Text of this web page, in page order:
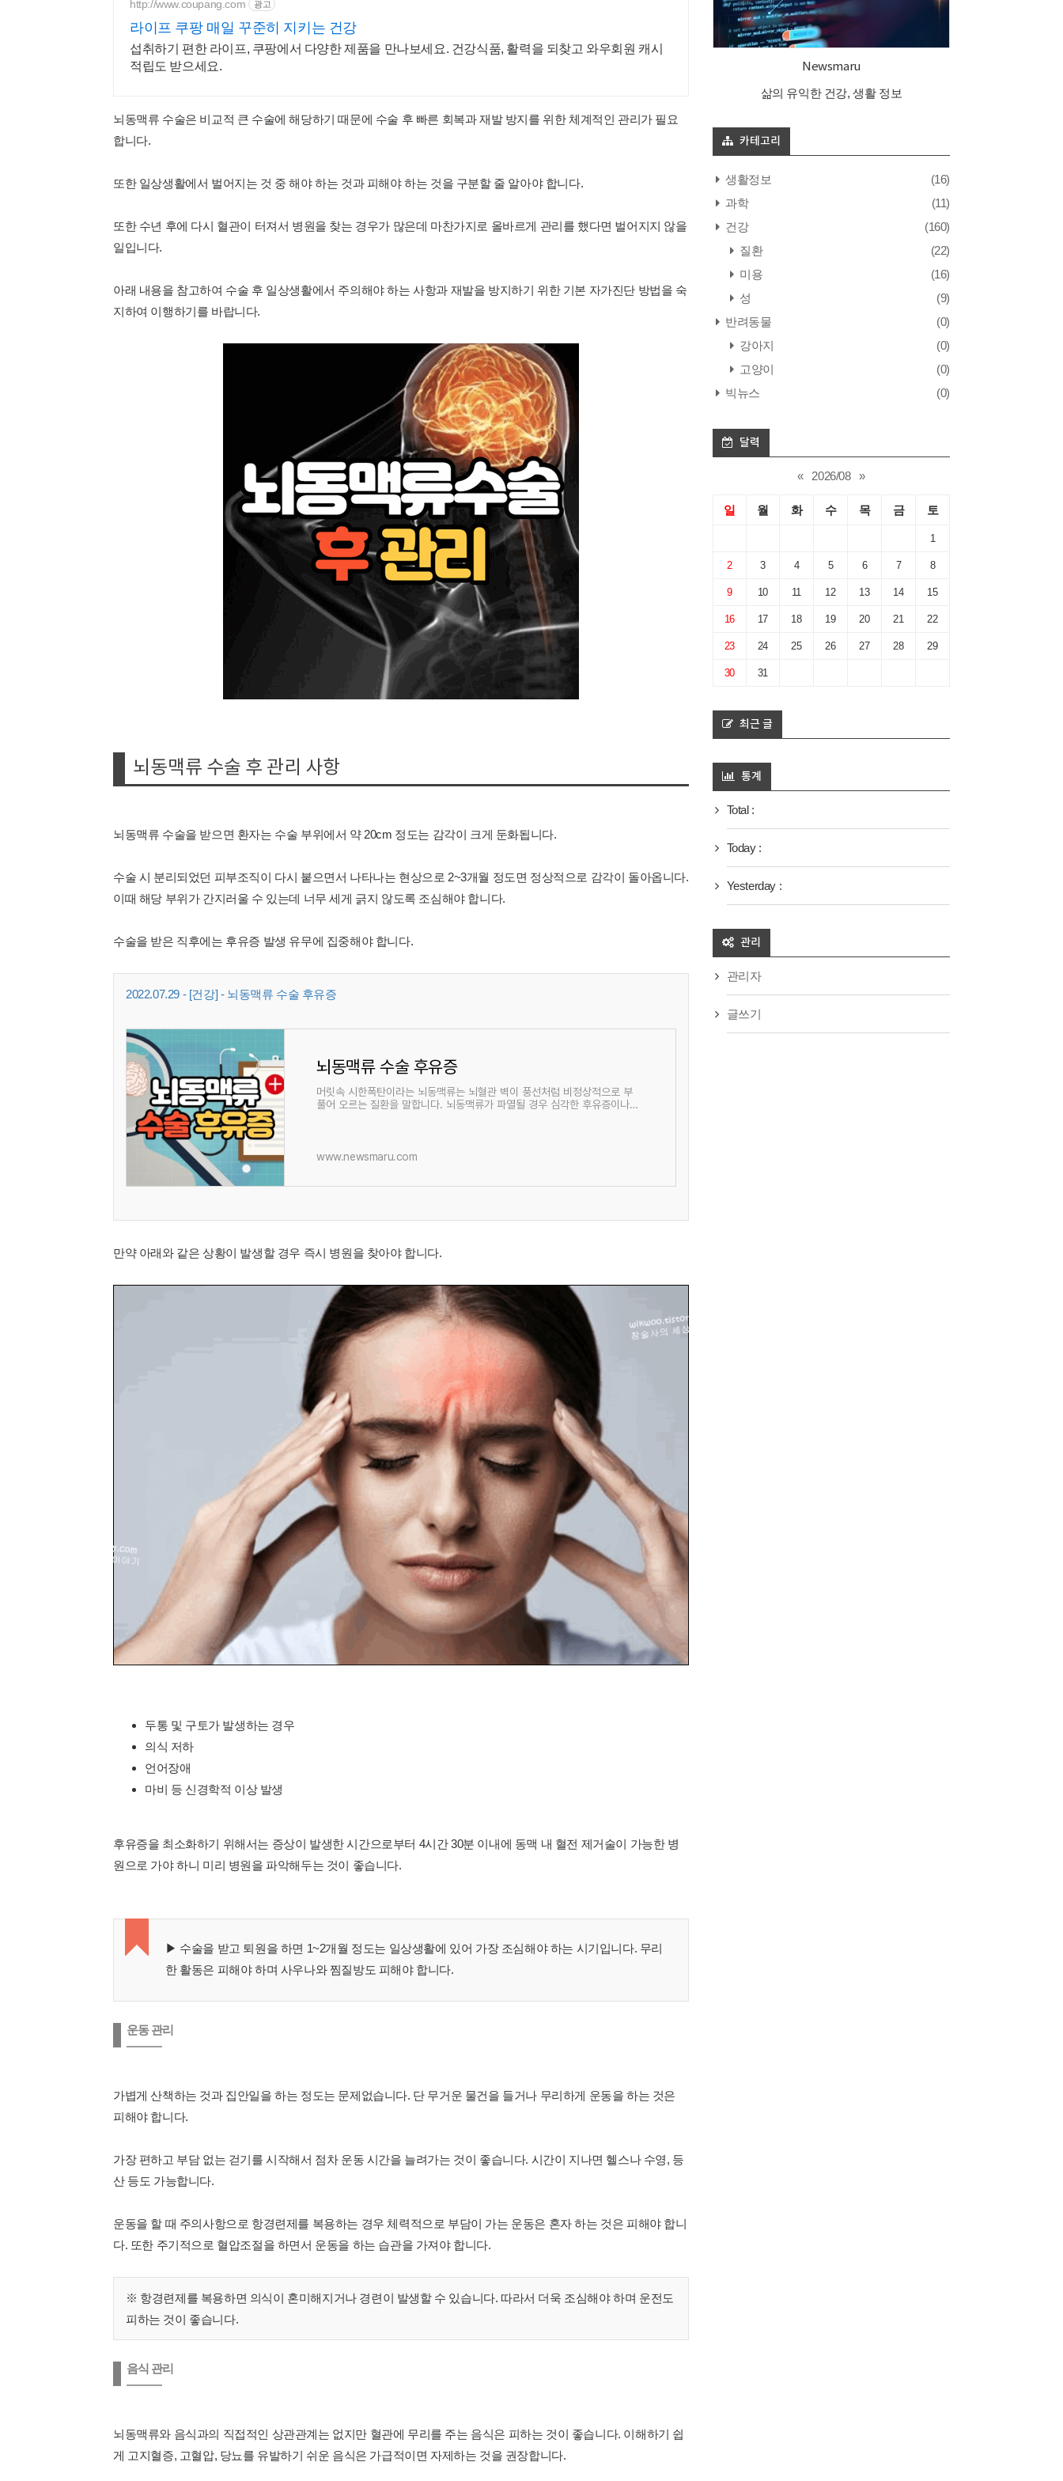
http://www.coupang.com 광고
라이프 쿠팡 매일 꾸준히 지키는 건강
섭취하기 편한 라이프, 쿠팡에서 다양한 제품을 만나보세요. 건강식품, 활력을 되찾고 와우회원 캐시
적립도 받으세요.
뇌동맥류 수술은 비교적 큰 수술에 해당하기 때문에 수술 후 빠른 회복과 재발 방지를 위한 체계적인 관리가 필요
합니다.
또한 일상생활에서 벌어지는 것 중 해야 하는 것과 피해야 하는 것을 구분할 줄 알아야 합니다.
또한 수년 후에 다시 혈관이 터져서 병원을 찾는 경우가 많은데 마찬가지로 올바르게 관리를 했다면 벌어지지 않을
일입니다.
아래 내용을 참고하여 수술 후 일상생활에서 주의해야 하는 사항과 재발을 방지하기 위한 기본 자가진단 방법을 숙
지하여 이행하기를 바랍니다.
뇌동맥류 수술 후 관리 사항
뇌동맥류 수술을 받으면 환자는 수술 부위에서 약 20cm 정도는 감각이 크게 둔화됩니다.
수술 시 분리되었던 피부조직이 다시 붙으면서 나타나는 현상으로 2~3개월 정도면 정상적으로 감각이 돌아옵니다.
이때 해당 부위가 간지러울 수 있는데 너무 세게 긁지 않도록 조심해야 합니다.
수술을 받은 직후에는 후유증 발생 유무에 집중해야 합니다.
2022.07.29 - [건강] - 뇌동맥류 수술 후유증
뇌동맥류 수술 후유증
머릿속 시한폭탄이라는 뇌동맥류는 뇌혈관 벽이 풍선처럼 비정상적으로 부
풀어 오르는 질환을 말합니다. 뇌동맥류가 파열될 경우 심각한 후유증이나
www.newsmaru.com
만약 아래와 같은 상황이 발생할 경우 즉시 병원을 찾아야 합니다.
두통 및 구토가 발생하는 경우
의식 저하
언어장애
마비 등 신경학적 이상 발생
후유증을 최소화하기 위해서는 증상이 발생한 시간으로부터 4시간 30분 이내에 동맥 내 혈전 제거술이 가능한 병
원으로 가야 하니 미리 병원을 파악해두는 것이 좋습니다.
▶ 수술을 받고 퇴원을 하면 1~2개월 정도는 일상생활에 있어 가장 조심해야 하는 시기입니다. 무리
한 활동은 피해야 하며 사우나와 찜질방도 피해야 합니다.
운동 관리
가볍게 산책하는 것과 집안일을 하는 정도는 문제없습니다. 단 무거운 물건을 들거나 무리하게 운동을 하는 것은
피해야 합니다.
가장 편하고 부담 없는 걷기를 시작해서 점차 운동 시간을 늘려가는 것이 좋습니다. 시간이 지나면 헬스나 수영, 등
산 등도 가능합니다.
운동을 할 때 주의사항으로 항경련제를 복용하는 경우 체력적으로 부담이 가는 운동은 혼자 하는 것은 피해야 합니
다. 또한 주기적으로 혈압조절을 하면서 운동을 하는 습관을 가져야 합니다.
※ 항경련제를 복용하면 의식이 혼미해지거나 경련이 발생할 수 있습니다. 따라서 더욱 조심해야 하며 운전도
피하는 것이 좋습니다.
음식 관리
뇌동맥류와 음식과의 직접적인 상관관계는 없지만 혈관에 무리를 주는 음식은 피하는 것이 좋습니다. 이해하기 쉽
게 고지혈증, 고혈압, 당뇨를 유발하기 쉬운 음식은 가급적이면 자제하는 것을 권장합니다.
Newsmaru
삶의 유익한 건강, 생활 정보
카테고리
생활정보
(16)
과학
(11)
건강
(160)
질환
(22)
미용
(16)
성
(9)
반려동물
(0)
강아지
(0)
고양이
(0)
빅뉴스
(0)
달력
« 2026/08 »
일 월 화 수 목 금 토
1
2 3 4 5 6 7 8
9 10 11 12 13 14 15
16 17 18 19 20 21 22
23 24 25 26 27 28 29
30 31
최근 글
통계
Total :
Today :
Yesterday :
관리
관리자
글쓰기